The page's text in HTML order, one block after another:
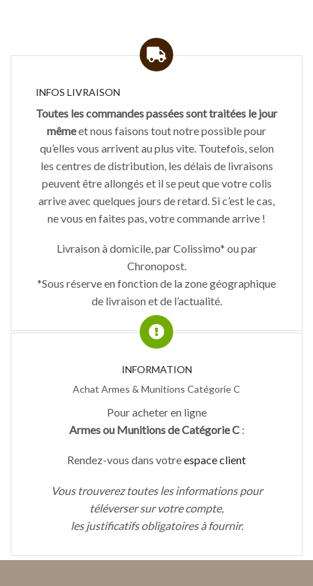
INFOS LIVRAISON
Toutes les commandes passées sont traitées le jour
mêmeet nous faisons tout notre possible pour
qu’elles vous arrivent au plus vite. Toutefois, selon
les centres de distribution, les délais de livraisons
peuvent être allongés et il se peut que votre colis
arrive avec quelques jours de retard. Si c’est le cas,
ne vous en faites pas, votre commande arrive !
Livraison à domicile, par Colissimo* ou par
Chronopost.
*Sous réserve en fonction de la zone géographique
de livraison et de l’actualité.
INFORMATION
Achat Armes & Munitions Catégorie C
Pour acheter en ligne
Armes ou Munitions de Catégorie C:
Rendez-vous dans votreespace client
Vous trouverez toutes les informations pour
téléverser sur votre compte,
les justificatifs obligatoires à fournir.